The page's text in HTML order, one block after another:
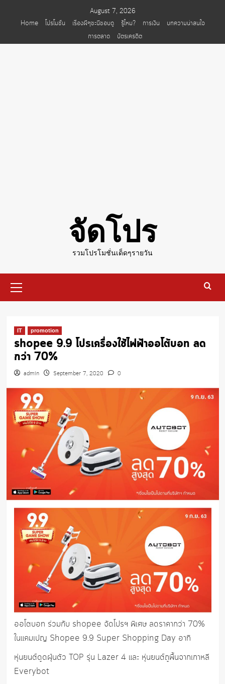
August 7, 2026
Home
โปรโมชั่น เรื่องผีๆชะนีชอบดู รู้ไหม? การเงิน
บทความน่าสนใจ
การตลาด
บัตรเครดิต
จัดโปร
รวมโปรโมชั่นเด็ดๆรายวัน
Menu
IT promotion
shopee 9.9 โปรเครื่องใช้ไฟฟ้าออโต้บอท ลด
กว่า 70%
admin September 7, 2020 0
ออโตบอท ร่วมกับ shopee จัดโปรฯ พิเศษ ลดราคากว่า 70%
ในแคมเปญ Shopee 9.9 Super Shopping Day อาทิ
หุ่นยนต์ดูดฝุ่นตัว TOP รุ่น Lazer 4 และ หุ่นยนต์ถูพื้นจากเกาหลี
Everybot